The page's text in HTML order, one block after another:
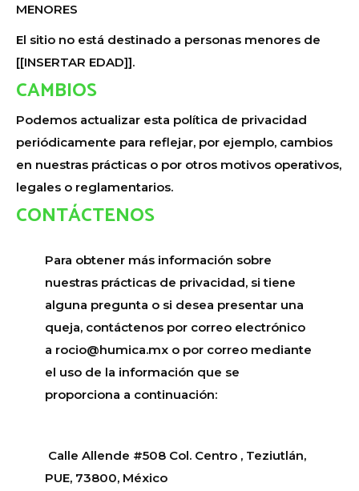
MENORES
El sitio no está destinado a personas menores de
[[INSERTAR EDAD]].
CAMBIOS
Podemos actualizar esta política de privacidad
periódicamente para reflejar, por ejemplo, cambios
en nuestras prácticas o por otros motivos operativos,
legales o reglamentarios.
CONTÁCTENOS
Para obtener más información sobre
nuestras prácticas de privacidad, si tiene
alguna pregunta o si desea presentar una
queja, contáctenos por correo electrónico
a rocio@humica.mx o por correo mediante
el uso de la información que se
proporciona a continuación:
Calle Allende #508 Col. Centro , Teziutlán,
PUE, 73800, México